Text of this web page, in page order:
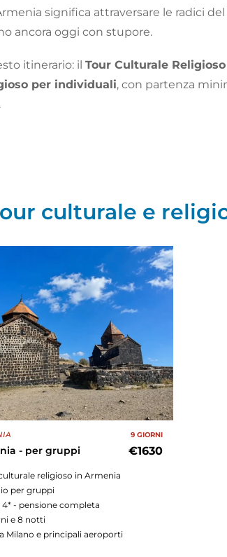
significa attraversare le radici
ancora oggi con stupore.
itinerario: il Tour Culturale
per individuali, con partenza
culturale e
- per gruppi
9 GIORNI
€1630
religioso in Armenia
per gruppi
4* - pensione completa
e 8 notti
Milano e principali aeroporti